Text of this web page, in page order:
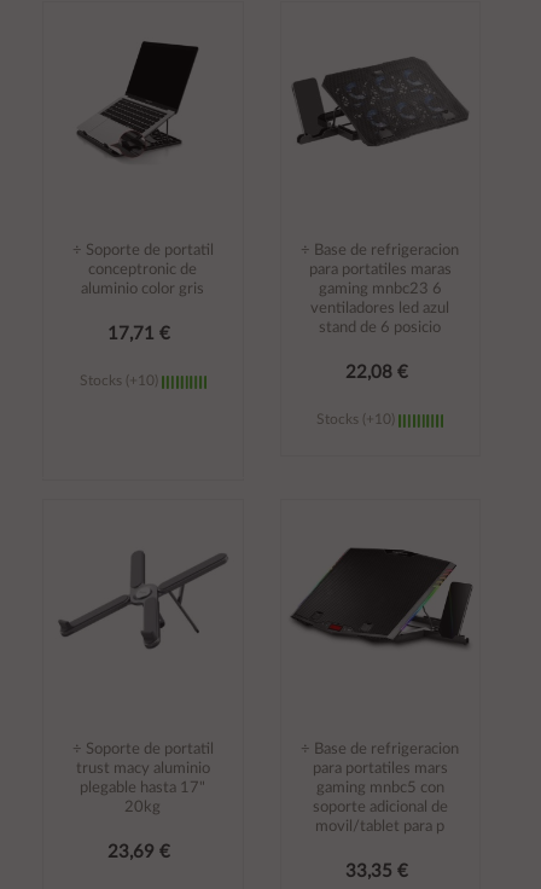
carrito
÷ Soporte de portatil
conceptronic de
aluminio color gris
17,71 €
Stocks (+10)
÷ Base de refrigeracion
para portatiles maras
gaming mnbc23 6
ventiladores led azul
stand de 6 posicio
22,08 €
Stocks (+10)
÷ Soporte de portatil
trust macy aluminio
plegable hasta 17"
20kg
23,69 €
÷ Base de refrigeracion
para portatiles mars
gaming mnbc5 con
soporte adicional de
movil/tablet para p
33,35 €